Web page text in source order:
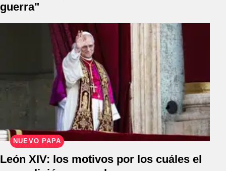
guerra"
NUEVO PAPA
León XIV: los motivos por los cuáles el